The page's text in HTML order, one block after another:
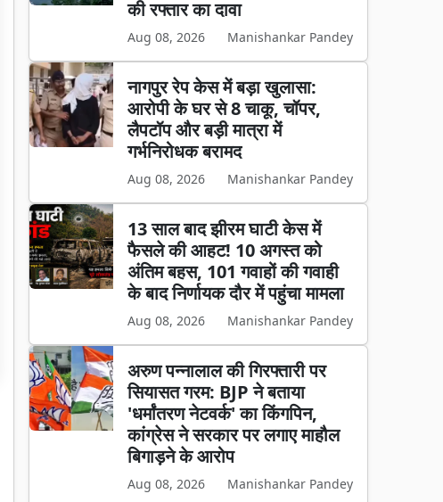
की रफ्तार का दावा
Aug 08, 2026 Manishankar Pandey
नागपुर रेप केस में बड़ा खुलासा:
आरोपी के घर से 8 चाकू, चॉपर,
लैपटॉप और बड़ी मात्रा में
गर्भनिरोधक बरामद
Aug 08, 2026 Manishankar Pandey
13 साल बाद झीरम घाटी केस में
फैसले की आहट! 10 अगस्त को
अंतिम बहस, 101 गवाहों की गवाही
के बाद निर्णायक दौर में पहुंचा मामला
Aug 08, 2026 Manishankar Pandey
अरुण पन्नालाल की गिरफ्तारी पर
सियासत गरम: BJP ने बताया
'धर्मांतरण नेटवर्क' का किंगपिन,
कांग्रेस ने सरकार पर लगाए माहौल
बिगाड़ने के आरोप
Aug 08, 2026 Manishankar Pandey